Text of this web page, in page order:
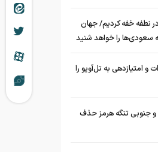
نطفه خفه کردیم/ جهان
سعودی‌ها را خواهد شنید
و امتیازدهی به تل‌آویو را
و جنوبی تنگه هرمز حذف